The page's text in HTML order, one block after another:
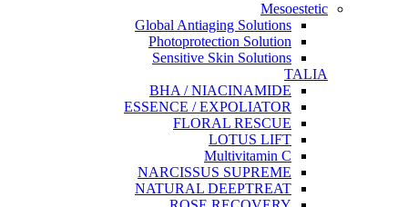
Mesoestetic
Global Antiaging Solutions
Photoprotection Solution
Sensitive Skin Solutions
TALIA
BHA / NIACINAMIDE
ESSENCE / EXPOLIATOR
FLORAL RESCUE
LOTUS LIFT
Multivitamin C
NARCISSUS SUPREME
NATURAL DEEPTREAT